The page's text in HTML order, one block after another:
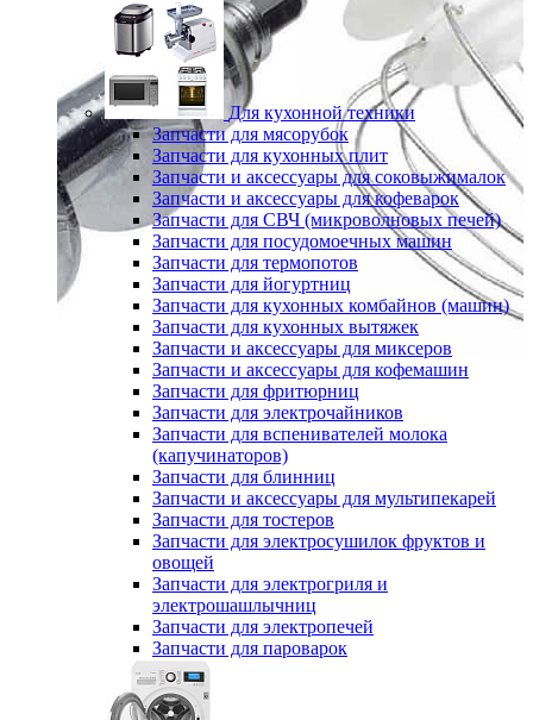
Для кухонной техники
Запчасти для мясорубок
Запчасти для кухонных плит
Запчасти и аксессуары для соковыжималок
Запчасти и аксессуары для кофеварок
Запчасти для СВЧ (микроволновых печей)
Запчасти для посудомоечных машин
Запчасти для термопотов
Запчасти для йогуртниц
Запчасти для кухонных комбайнов (машин)
Запчасти для кухонных вытяжек
Запчасти и аксессуары для миксеров
Запчасти и аксессуары для кофемашин
Запчасти для фритюрниц
Запчасти для электрочайников
Запчасти для вспенивателей молока
(капучинаторов)
Запчасти для блинниц
Запчасти и аксессуары для мультипекарей
Запчасти для тостеров
Запчасти для электросушилок фруктов и
овощей
Запчасти для электрогриля и
электрошашлычниц
Запчасти для электропечей
Запчасти для пароварок